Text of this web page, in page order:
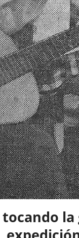
tocando